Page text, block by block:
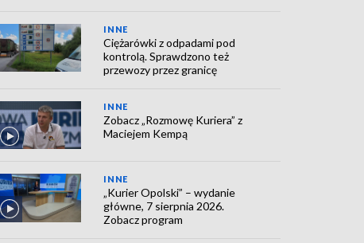
INNE
Ciężarówki z odpadami pod
kontrolą. Sprawdzono też
przewozy przez granicę
INNE
Zobacz „Rozmowę Kuriera” z
Maciejem Kempą
INNE
„Kurier Opolski” – wydanie
główne, 7 sierpnia 2026.
Zobacz program